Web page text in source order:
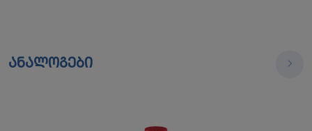
ანალოგები